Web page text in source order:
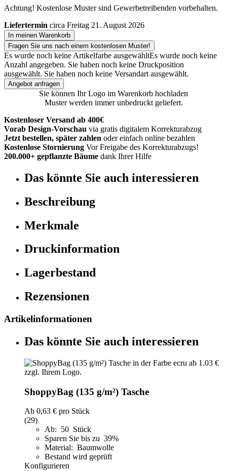
Achtung! Kostenlose Muster sind Gewerbetreibenden vorbehalten.
Liefertermin circa Freitag 21. August 2026
In meinen Warenkorb
Fragen Sie uns nach einem kostenlosen Muster!
Es wurde noch keine Artikelfarbe ausgewähltEs wurde noch keine
Anzahl angegeben. Sie haben noch keine Druckposition
ausgewählt. Sie haben noch keine Versandart ausgewählt.
Angebot anfragen
Sie können Ihr Logo im Warenkorb hochladen
Muster werden immer unbedruckt geliefert.
Kostenloser Versand ab 400€
Vorab Design-Vorschau via gratis digitalem Korrekturabzug
Jetzt bestellen, später zahlen oder einfach online bezahlen
Kostenlose Stornierung Vor Freigabe des Korrekturabzugs!
200.000+ gepflanzte Bäume dank Ihrer Hilfe
Das könnte Sie auch interessieren
Beschreibung
Merkmale
Druckinformation
Lagerbestand
Rezensionen
Artikelinformationen
Das könnte Sie auch interessieren
ShoppyBag (135 g/m²) Tasche
Ab 0,63 € pro Stück
(29)
Ab: 50 Stück
Sparen Sie bis zu 39%
Material: Baumwolle
Bestand wird geprüft
Konfigurieren